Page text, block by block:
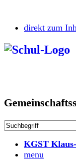
direkt zum
KGST
menu